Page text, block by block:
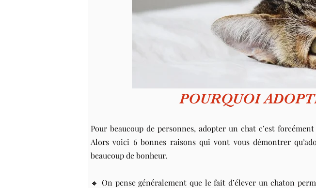
POURQUOI
Pour beaucoup de personnes, adopter un chat c’est
Alors voici 6 bonnes raisons qui vont vous démontrer
beaucoup de bonheur.
🔹 On pense généralement que le fait d’élever un chaton